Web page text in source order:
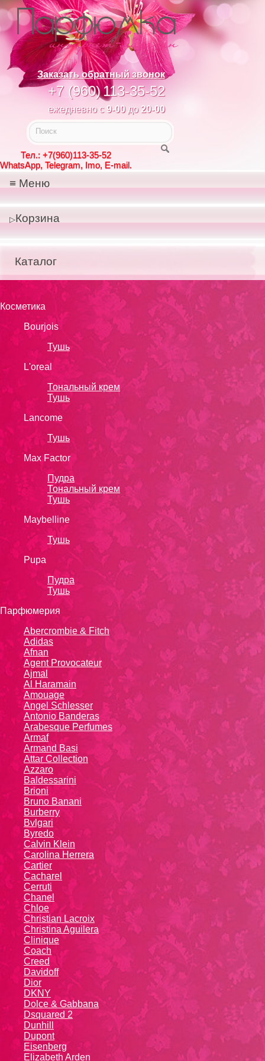
Заказать обратный звонок
+7 (960)113-35-52
ежедневно с 9-00до 20-00
Тел.: +7(960)113-35-52
WhatsApp, Telegram, Imo, E-mail.
Меню
Корзина
Каталог
Косметика
Bourjois
Тушь
L'oreal
Тональный крем
Тушь
Lanсоmе
Тушь
Max Factor
Пудра
Тональный крем
Тушь
Maybelline
Тушь
Pupa
Пудра
Тушь
Парфюмерия
Abercrombie & Fitch
Adidas
Afnan
Agent Provocateur
Ajmal
Al Haramain
Amouage
Angel Schlesser
Antonio Banderas
Arabesque Perfumes
Armaf
Armand Basi
Attar Collection
Azzaro
Baldessarini
Brioni
Bruno Banani
Burberry
Bvlgari
Byredo
Calvin Klein
Carolina Herrera
Cartier
Caсhаrеl
Cerruti
Chanel
Chloe
Christian Lacroix
Christina Aguilera
Cliniquе
Coach
Creed
Davidoff
Dior
DKNY
Dolce & Gabbana
Dsquared 2
Dunhill
Dupont
Eisenberg
Elizabeth Arden